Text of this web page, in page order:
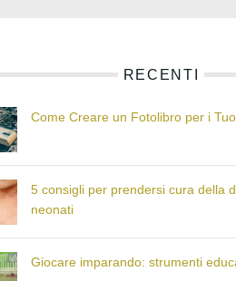
RECENTI
Come Creare un Fotolibro per i
5 consigli per prendersi cura della
neonati
Giocare imparando: strumenti